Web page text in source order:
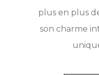
plus en plus
son charme